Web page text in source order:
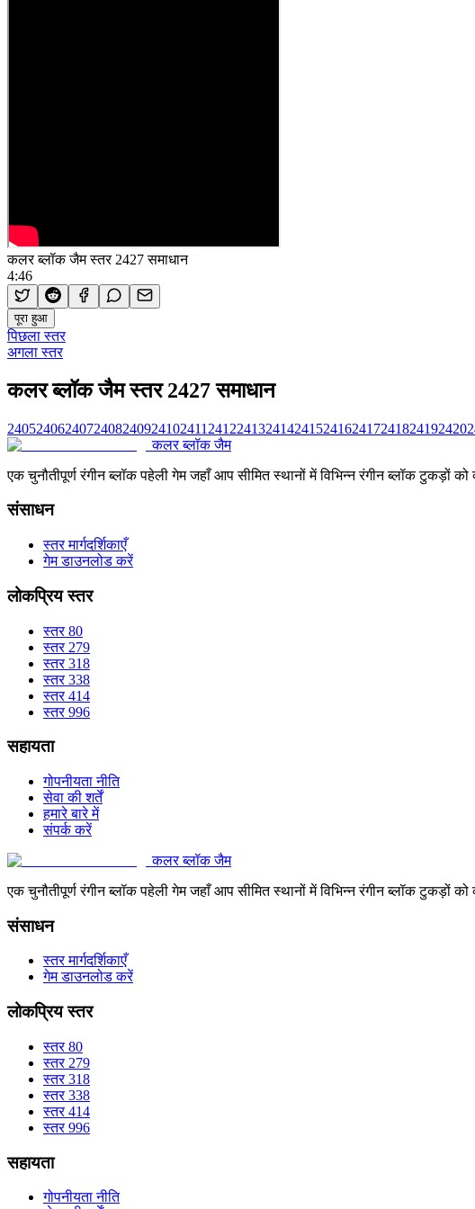
कलर ब्लॉक जैम स्तर 2427 समाधान
4:46
पूरा हुआ
पिछला स्तर
अगला स्तर
कलर ब्लॉक जैम स्तर 2427 समाधान
2405240624072408240924102411 241224132414241524162417241824192420
कलर ब्लॉक जैम
एक चुनौतीपूर्ण रंगीन ब्लॉक पहेली गेम जहाँ आप सीमित स्थानों में विभिन्न रंगीन ब्लॉक
संसाधन
स्तर मार्गदर्शिकाएँ
गेम डाउनलोड करें
लोकप्रिय स्तर
स्तर 80
स्तर 279
स्तर 318
स्तर 338
स्तर 414
स्तर 996
सहायता
गोपनीयता नीति
सेवा की शर्तें
हमारे बारे में
संपर्क करें
कलर ब्लॉक जैम
एक चुनौतीपूर्ण रंगीन ब्लॉक पहेली गेम जहाँ आप सीमित स्थानों में विभिन्न रंगीन ब्लॉक
संसाधन
स्तर मार्गदर्शिकाएँ
गेम डाउनलोड करें
लोकप्रिय स्तर
स्तर 80
स्तर 279
स्तर 318
स्तर 338
स्तर 414
स्तर 996
सहायता
गोपनीयता नीति